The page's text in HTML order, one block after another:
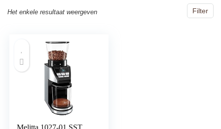
Filter
Het enkele resultaat weergeven
Melitta 1027-01 SST